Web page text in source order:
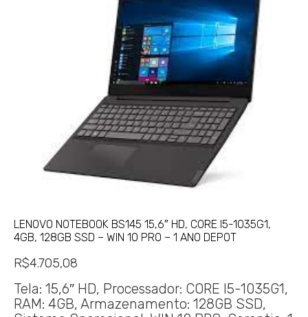
LENOVO NOTEBOOK BS145 15,6″ HD, CORE I5-1035G1,
4GB, 128GB SSD – WIN 10 PRO – 1 ANO DEPOT
R$4.705,08
Tela: 15,6″ HD, Processador: CORE I5-1035G1,
RAM: 4GB, Armazenamento: 128GB SSD,